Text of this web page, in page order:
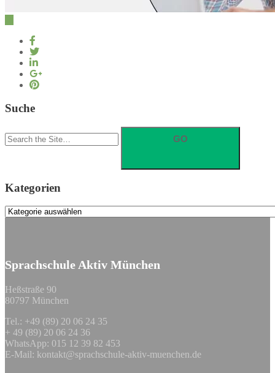
Suche
Search
for:
Kategorien
Kategorien
Sprachschule Aktiv München
Heßstraße 90
80797 München
Tel.: +49 (89) 20 06 24 35
+ 49 (89) 20 06 24 36
WhatsApp: 015 12 39 82 453
E-Mail: kontakt@sprachschule-aktiv-muenchen.de